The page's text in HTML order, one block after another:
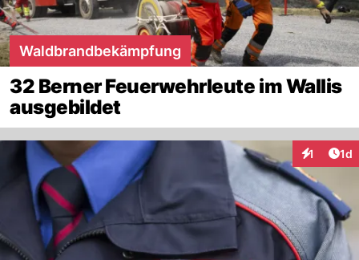
Waldbrandbekämpfung
32 Berner Feuerwehrleute im Wallis
ausgebildet
1 1d